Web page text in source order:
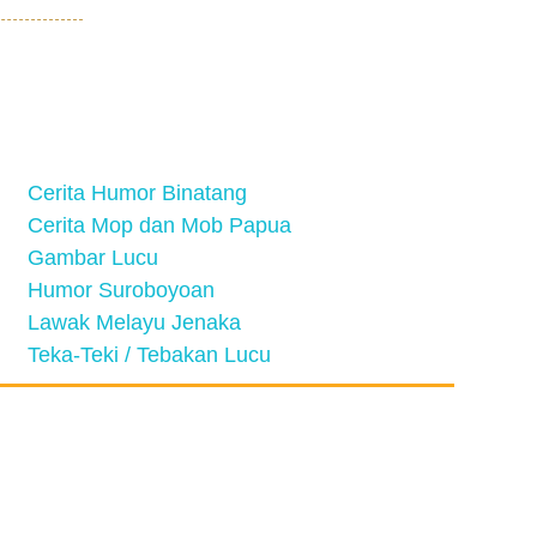
Cerita Humor Binatang
Cerita Mop dan Mob Papua
Gambar Lucu
Humor Suroboyoan
Lawak Melayu Jenaka
Teka-Teki / Tebakan Lucu